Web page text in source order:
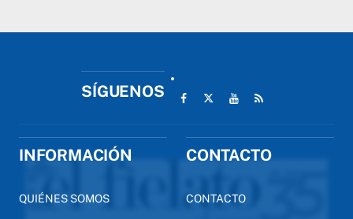
SÍGUENOS
INFORMACIÓN
QUIÉNES SOMOS
CONTACTO
CONTACTO